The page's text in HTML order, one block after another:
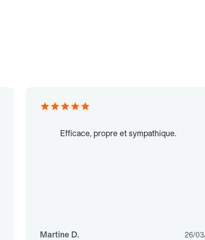
Efficace, propre et sympathique.
Martine D. 26/